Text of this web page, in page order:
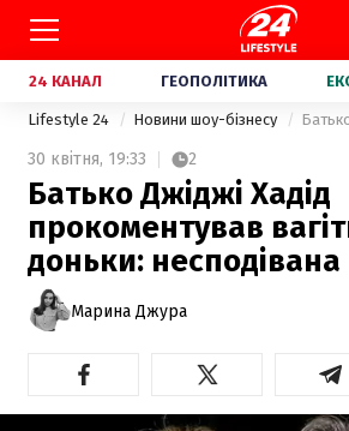
24 КАНАЛ ГЕОПОЛІТИКА
Lifestyle 24 Новини шоу-бізнесу
30 квітня, 19:33 2
Батько Джіджі Хадід
прокоментував
доньки: несподівана
Марина Джура